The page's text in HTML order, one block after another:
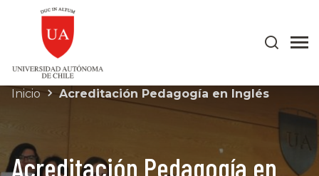
Inicio Acreditación Pedagogía en Inglés
Acreditación Pedagogía en